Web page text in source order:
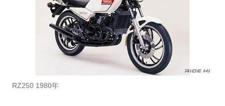
RZ250 1980年